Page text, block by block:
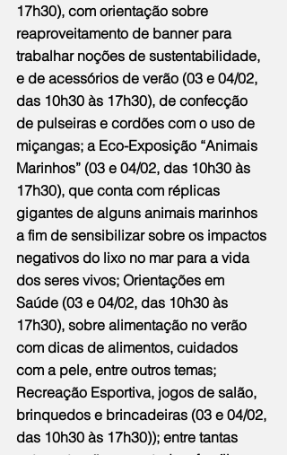
17h30), com orientação sobre
reaproveitamento de banner para
trabalhar noções de sustentabilidade,
e de acessórios de verão (03 e 04/02,
das 10h30 às 17h30), de confecção
de pulseiras e cordões com o uso de
miçangas; a Eco-Exposição “Animais
Marinhos” (03 e 04/02, das 10h30 às
17h30), que conta com réplicas
gigantes de alguns animais marinhos
a fim de sensibilizar sobre os impactos
negativos do lixo no mar para a vida
dos seres vivos; Orientações em
Saúde (03 e 04/02, das 10h30 às
17h30), sobre alimentação no verão
com dicas de alimentos, cuidados
com a pele, entre outros temas;
Recreação Esportiva, jogos de salão,
brinquedos e brincadeiras (03 e 04/02,
das 10h30 às 17h30)); entre tantas